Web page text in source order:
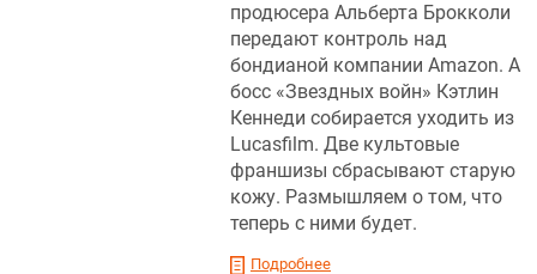
продюсера Альберта Брокколи
передают контроль над
бондианой компании Amazon. А
босс «Звездных войн» Кэтлин
Кеннеди собирается уходить из
Lucasfilm. Две культовые
франшизы сбрасывают старую
кожу. Размышляем о том, что
теперь с ними будет.
Подробнее